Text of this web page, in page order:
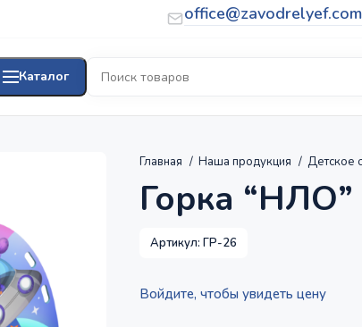
office@zavodrelyef.com
Каталог
Главная Наша продукция Детское
Горка “НЛО”
Артикул: ГР-26
Войдите, чтобы увидеть цену